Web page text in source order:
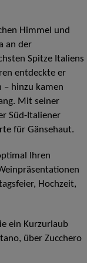
Himmel und
an der
Spitze Italiens
entdeckte er
– hinzu kamen
Mit seiner
Süd-Italiener
für Gänsehaut.
Ihren
Hochzeit,
ein Kurzurlaub
über Zucchero